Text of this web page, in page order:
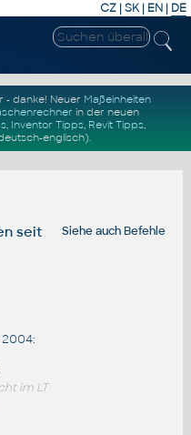
CZ | SK| EN | DE
- danke! Neuer Maßeinheiten
in der neuen
, Inventor Tipps, Revit Tipps,
englisch).
Siehe auchBefehle
seit
im LT